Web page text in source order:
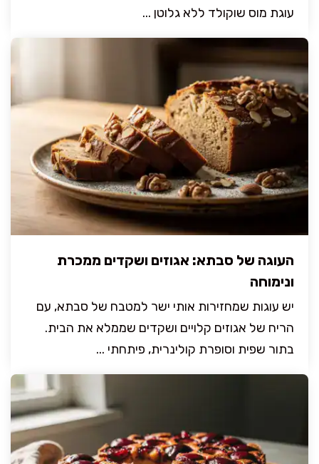
עוגת מוס שוקולד ללא גלוטן ...
העוגה של סבתא: אגוזים ושקדים ממכרת
ונימוחה
יש עוגות שמחזירות אותי ישר למטבח של סבתא, עם
הריח של אגוזים קלויים ושקדים שממלא את הבית.
בתור שפית וסופרת קולינרית, פיתחתי ...